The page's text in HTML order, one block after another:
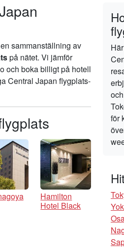
sammanställning av
på nätet. Vi jämför
och boka billigt på hotell
Central Japan flygplats-
Hamilton
Hotel Black
för